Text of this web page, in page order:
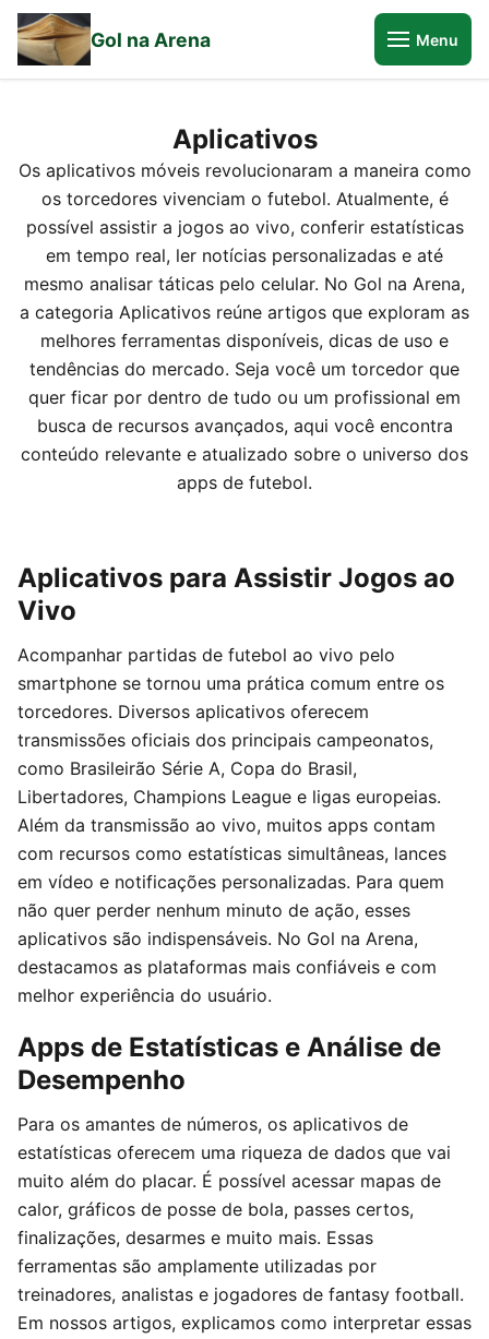
Gol na Arena Menu
Aplicativos
Os aplicativos móveis revolucionaram a maneira como
os torcedores vivenciam o futebol. Atualmente, é
possível assistir a jogos ao vivo, conferir estatísticas
em tempo real, ler notícias personalizadas e até
mesmo analisar táticas pelo celular. No Gol na Arena,
a categoria Aplicativos reúne artigos que exploram as
melhores ferramentas disponíveis, dicas de uso e
tendências do mercado. Seja você um torcedor que
quer ficar por dentro de tudo ou um profissional em
busca de recursos avançados, aqui você encontra
conteúdo relevante e atualizado sobre o universo dos
apps de futebol.
Aplicativos para Assistir Jogos ao
Vivo
Acompanhar partidas de futebol ao vivo pelo
smartphone se tornou uma prática comum entre os
torcedores. Diversos aplicativos oferecem
transmissões oficiais dos principais campeonatos,
como Brasileirão Série A, Copa do Brasil,
Libertadores, Champions League e ligas europeias.
Além da transmissão ao vivo, muitos apps contam
com recursos como estatísticas simultâneas, lances
em vídeo e notificações personalizadas. Para quem
não quer perder nenhum minuto de ação, esses
aplicativos são indispensáveis. No Gol na Arena,
destacamos as plataformas mais confiáveis e com
melhor experiência do usuário.
Apps de Estatísticas e Análise de
Desempenho
Para os amantes de números, os aplicativos de
estatísticas oferecem uma riqueza de dados que vai
muito além do placar. É possível acessar mapas de
calor, gráficos de posse de bola, passes certos,
finalizações, desarmes e muito mais. Essas
ferramentas são amplamente utilizadas por
treinadores, analistas e jogadores de fantasy football.
Em nossos artigos, explicamos como interpretar essas